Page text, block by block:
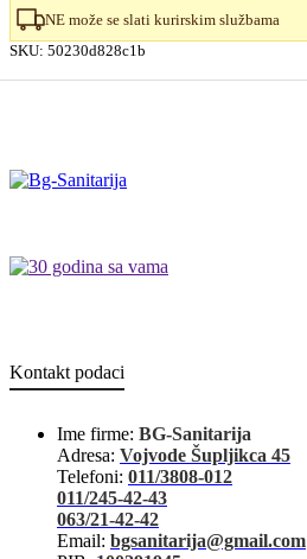
NE može se slati kurirskim službama
SKU: 50230d828c1b
Kontakt podaci
Ime firme: BG-Sanitarija
Adresa: Vojvode Šupljikca 45
Telefoni: 011/3808-012
011/245-42-43
063/21-42-42
Email: bgsanitarija@gmail.com